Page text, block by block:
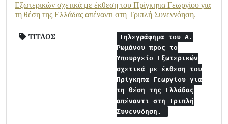
Εξωτερικών σχετικά με έκθεση του Πρίγκηπα Γεωργίου για
τη θέση της Ελλάδας απέναντι στη Τριπλή Συνεννόηση.
ΤΙΤΛΟΣ
Τηλεγράφημα του Α.
Ρωμάνου προς το
Υπουργείο Εξωτερικών
σχετικά με έκθεση του
Πρίγκηπα Γεωργίου για
τη θέση της Ελλάδας
απέναντι στη Τριπλή
Συνεννόηση.